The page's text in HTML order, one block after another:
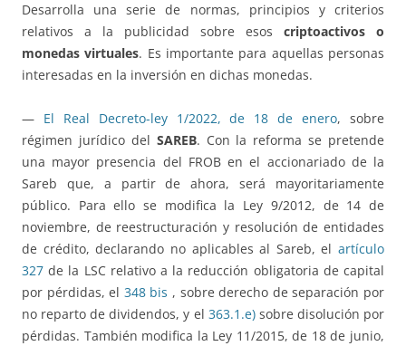
Desarrolla una serie de normas, principios y criterios
relativos a la publicidad sobre esos criptoactivos o
monedas virtuales. Es importante para aquellas personas
interesadas en la inversión en dichas monedas.
— El Real Decreto-ley 1/2022, de 18 de enero, sobre
régimen jurídico del SAREB. Con la reforma se pretende
una mayor presencia del FROB en el accionariado de la
Sareb que, a partir de ahora, será mayoritariamente
público. Para ello se modifica la Ley 9/2012, de 14 de
noviembre, de reestructuración y resolución de entidades
de crédito, declarando no aplicables al Sareb, el artículo
327 de la LSC relativo a la reducción obligatoria de capital
por pérdidas, el 348 bis , sobre derecho de separación por
no reparto de dividendos, y el 363.1.e)sobre disolución por
pérdidas. También modifica la Ley 11/2015, de 18 de junio,